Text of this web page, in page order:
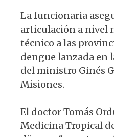
La funcionaria
articulación a nivel
técnico a las
dengue lanzada en
del ministro Ginés
Misiones.
El doctor Tomás
Medicina Tropical